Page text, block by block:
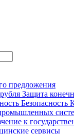
предложения
Защита
Безопасность
к
сервисы